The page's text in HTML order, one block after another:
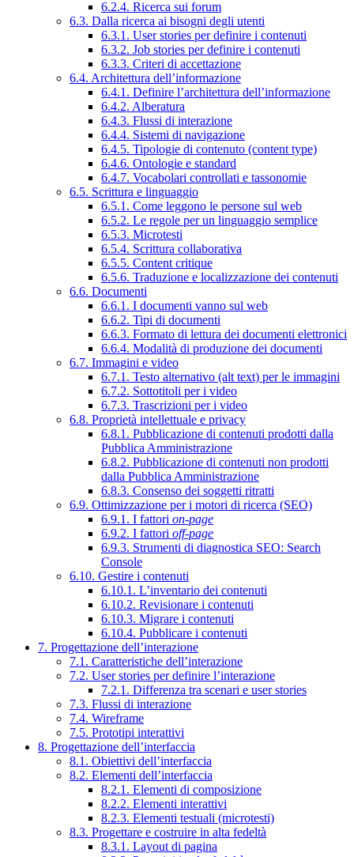
6.2.4. Ricerca sui forum
6.3. Dalla ricerca ai bisogni degli utenti
6.3.1. User stories per definire i contenuti
6.3.2. Job stories per definire i contenuti
6.3.3. Criteri di accettazione
6.4. Architettura dell’informazione
6.4.1. Definire l’architettura dell’informazione
6.4.2. Alberatura
6.4.3. Flussi di interazione
6.4.4. Sistemi di navigazione
6.4.5. Tipologie di contenuto (content type)
6.4.6. Ontologie e standard
6.4.7. Vocabolari controllati e tassonomie
6.5. Scrittura e linguaggio
6.5.1. Come leggono le persone sul web
6.5.2. Le regole per un linguaggio semplice
6.5.3. Microtesti
6.5.4. Scrittura collaborativa
6.5.5. Content critique
6.5.6. Traduzione e localizzazione dei contenuti
6.6. Documenti
6.6.1. I documenti vanno sul web
6.6.2. Tipi di documenti
6.6.3. Formato di lettura dei documenti elettronici
6.6.4. Modalità di produzione dei documenti
6.7. Immagini e video
6.7.1. Testo alternativo (alt text) per le immagini
6.7.2. Sottotitoli per i video
6.7.3. Trascrizioni per i video
6.8. Proprietà intellettuale e privacy
6.8.1. Pubblicazione di contenuti prodotti dalla
Pubblica Amministrazione
6.8.2. Pubblicazione di contenuti non prodotti
dalla Pubblica Amministrazione
6.8.3. Consenso dei soggetti ritratti
6.9. Ottimizzazione per i motori di ricerca (SEO)
6.9.1. I fattori on-page
6.9.2. I fattori off-page
6.9.3. Strumenti di diagnostica SEO: Search
Console
6.10. Gestire i contenuti
6.10.1. L’inventario dei contenuti
6.10.2. Revisionare i contenuti
6.10.3. Migrare i contenuti
6.10.4. Pubblicare i contenuti
7. Progettazione dell’interazione
7.1. Caratteristiche dell’interazione
7.2. User stories per definire l’interazione
7.2.1. Differenza tra scenari e user stories
7.3. Flussi di interazione
7.4. Wireframe
7.5. Prototipi interattivi
8. Progettazione dell’interfaccia
8.1. Obiettivi dell’interfaccia
8.2. Elementi dell’interfaccia
8.2.1. Elementi di composizione
8.2.2. Elementi interattivi
8.2.3. Elementi testuali (microtesti)
8.3. Progettare e costruire in alta fedeltà
8.3.1. Layout di pagina